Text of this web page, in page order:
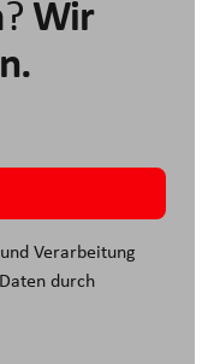
Wir
Verarbeitung
durch